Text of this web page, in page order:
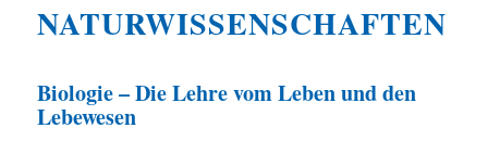
NATURWISSENSCHAFTEN
Biologie – Die Lehre vom Leben und den
Lebewesen